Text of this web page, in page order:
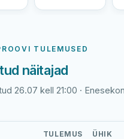
TULEMUSED
näitajad
26.07 kell 21:00 ·
TULEMUS ÜHIK